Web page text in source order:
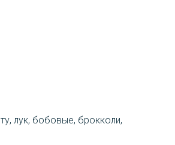
лук, бобовые, брокколи,